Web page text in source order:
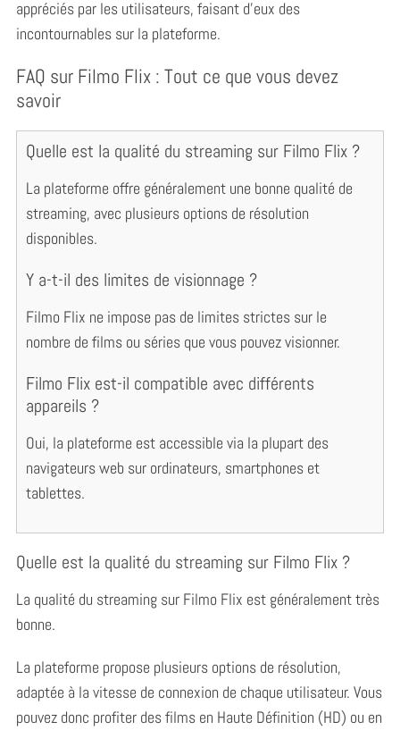
appréciés par les utilisateurs, faisant d’eux des
incontournables sur la plateforme.
FAQ sur Filmo Flix : Tout ce que vous devez
savoir
Quelle est la qualité du streaming sur Filmo Flix ?
La plateforme offre généralement une bonne qualité de
streaming, avec plusieurs options de résolution
disponibles.
Y a-t-il des limites de visionnage ?
Filmo Flix ne impose pas de limites strictes sur le
nombre de films ou séries que vous pouvez visionner.
Filmo Flix est-il compatible avec différents
appareils ?
Oui, la plateforme est accessible via la plupart des
navigateurs web sur ordinateurs, smartphones et
tablettes.
Quelle est la qualité du streaming sur Filmo Flix ?
La qualité du streaming sur Filmo Flix est généralement très
bonne.
La plateforme propose plusieurs options de résolution,
adaptée à la vitesse de connexion de chaque utilisateur. Vous
pouvez donc profiter des films en Haute Définition (HD) ou en